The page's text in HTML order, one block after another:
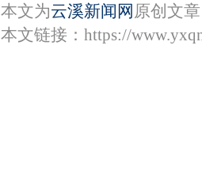
本文为云溪新闻网 原创文
本文链接： https://